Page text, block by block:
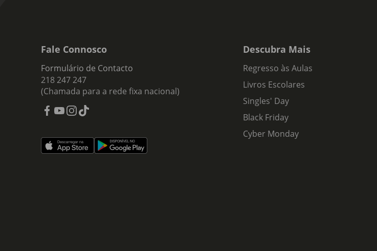
Fale Connosco
Formulário de Contacto
218 247 247
(Chamada para a rede fixa nacional)
Descubra Mais
Regresso às Aulas
Livros Escolares
Singles' Day
Black Friday
Cyber Monday